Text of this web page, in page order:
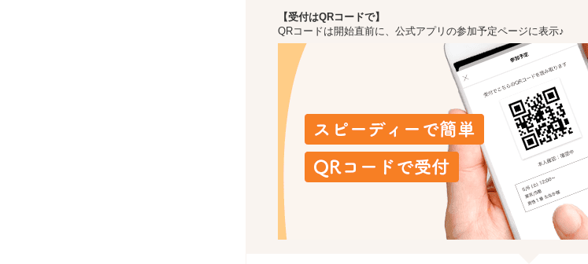
【受付はQRコードで】
QRコードは開始直前に、公式アプリの参加予定ページに表示♪